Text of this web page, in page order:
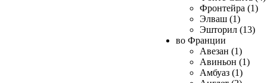
Фронтейра (1)
Элваш (1)
Эшторил (13)
во Франции
Авезан (1)
Авиньон (1)
Амбуаз (1)